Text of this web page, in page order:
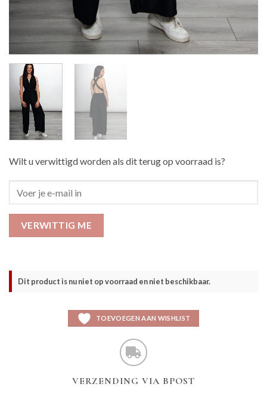
Wilt u verwittigd worden als dit terug op voorraad is?
VERWITTIG ME
Dit product is nu niet op voorraad en niet beschikbaar.
TOEVOEGEN AAN WISHLIST
VERZENDING VIA BPOST